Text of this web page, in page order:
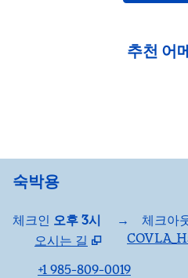
추천 어
피트니스 센
숙박용
체크인 오후 3시 → 체크아
오시는 길
새 탭 열림
+1 985-809-0019